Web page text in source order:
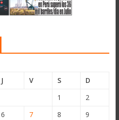
J V S
D
1
2
6 7 8
9